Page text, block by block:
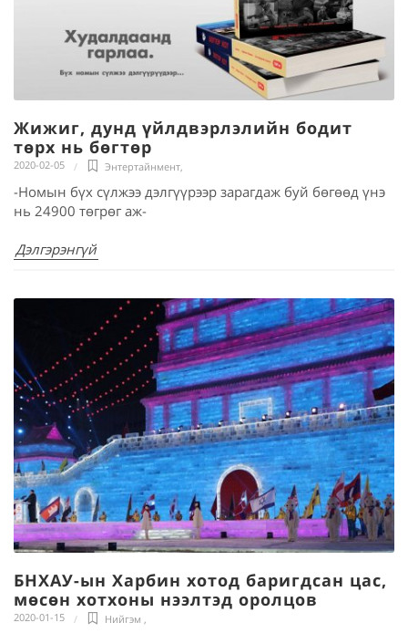
Жижиг, дунд үйлдвэрлэлийн бодит
төрх нь бөгтөр
2020-02-05 Энтертайнмент,
-Номын бүх сүлжээ дэлгүүрээр зарагдаж буй бөгөөд үнэ
нь 24900 төгрөг аж-
Дэлгэрэнгүй
БНХАУ-ын Харбин хотод баригдсан цас,
мөсөн хотхоны нээлтэд оролцов
2020-01-15 Нийгэм ,